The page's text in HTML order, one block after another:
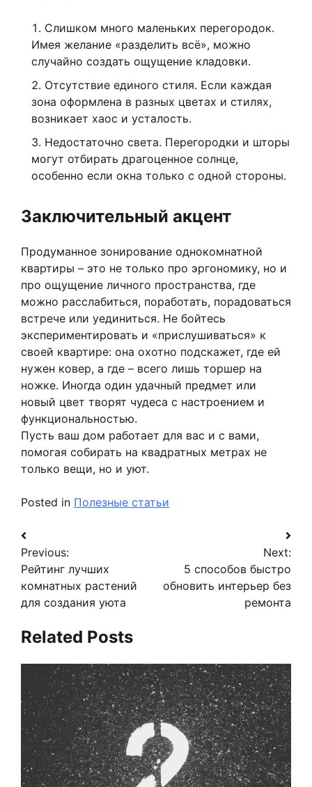
Слишком много маленьких перегородок.
Имея желание «разделить всё», можно
случайно создать ощущение кладовки.
Отсутствие единого стиля. Если каждая
зона оформлена в разных цветах и стилях,
возникает хаос и усталость.
Недостаточно света. Перегородки и шторы
могут отбирать драгоценное солнце,
особенно если окна только с одной стороны.
Заключительный акцент
Продуманное зонирование однокомнатной
квартиры – это не только про эргономику, но и
про ощущение личного пространства, где
можно расслабиться, поработать, порадоваться
встрече или уединиться. Не бойтесь
экспериментировать и «прислушиваться» к
своей квартире: она охотно подскажет, где ей
нужен ковер, а где – всего лишь торшер на
ножке. Иногда один удачный предмет или
новый цвет творят чудеса с настроением и
функциональностью.
Пусть ваш дом работает для вас и с вами,
помогая собирать на квадратных метрах не
только вещи, но и уют.
Posted in Полезные статьи
Навигация
по
записям
Previous:
Рейтинг лучших
комнатных растений
для создания уюта
Next:
5 способов быстро
обновить интерьер без
ремонта
Related Posts